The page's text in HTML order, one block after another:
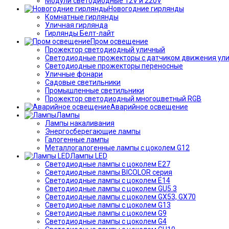
Новогодние гирлянды
Комнатные гирлянды
Уличная гирлянда
Гирлянды Белт-лайт
Пром освещение
Прожектор светодиодный уличный
Светодиодные прожекторы с датчиком движения
Светодиодные прожекторы переносные
Уличные фонари
Садовые светильники
Промышленные светильники
Прожектор светодиодный многоцветный RGB
Аварийное освещение
Лампы
Лампы накаливания
Энергосберегающие лампы
Галогенные лампы
Металлогалогенные лампы с цоколем G12
Лампы LED
Светодиодные лампы с цоколем E27
Светодиодные лампы BICOLOR серия
Светодиодные лампы с цоколем E14
Светодиодные лампы с цоколем GU5.3
Светодиодные лампы с цоколем GX53, GX70
Светодиодные лампы с цоколем G13
Светодиодные лампы с цоколем G9
Светодиодные лампы с цоколем G4